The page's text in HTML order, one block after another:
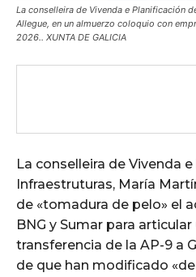
La conselleira de Vivenda e Planificación
Allegue, en un almuerzo coloquio con
2026.. XUNTA DE GALICIA
La conselleira de Vivenda
Infraestruturas, María
de «tomadura de pelo» el
BNG y Sumar para
transferencia de la AP-9 a
de que han modificado